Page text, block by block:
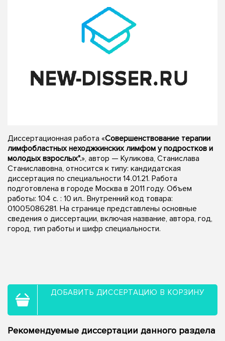
Диссертационная работа «Совершенствование терапии
лимфобластных неходжкинских лимфом у подростков и
молодых взрослых".», автор — Куликова, Станислава
Станиславовна, относится к типу: кандидатская
диссертация по специальности 14.01.21. Работа
подготовлена в городе Москва в 2011 году. Объем
работы: 104 с. : 10 ил.. Внутренний код товара:
01005086281. На странице представлены основные
сведения о диссертации, включая название, автора, год,
город, тип работы и шифр специальности.
ДОБАВИТЬ ДИССЕРТАЦИЮ В КОРЗИНУ
Рекомендуемые диссертации данного раздела